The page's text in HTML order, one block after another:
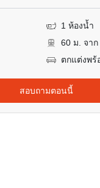
1 ห้องน้ำ
60 ม. จา
ตกแต่งพร้
สอบถามตอนนี้